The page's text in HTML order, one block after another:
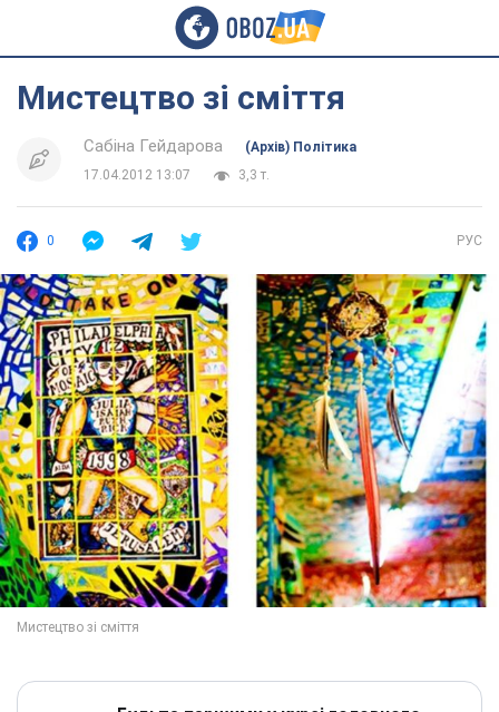
Мистецтво зі сміття
Сабіна Гейдарова
(Архів) Політика
17.04.2012 13:07
3,3 т.
0 РУС